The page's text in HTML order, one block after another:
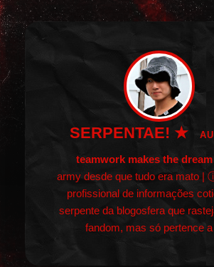
SERPENTAE! ★
teamwork makes the
army desde que tudo era mato |
profissional de informações
serpente da blogosfera que
fandom, mas só pertence